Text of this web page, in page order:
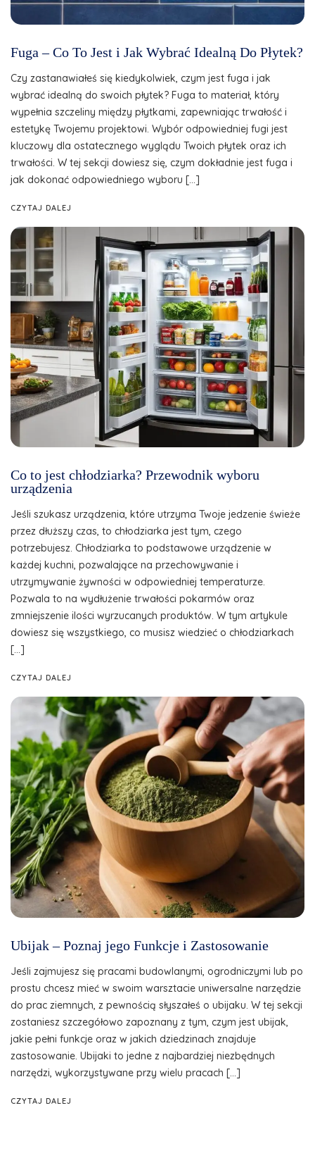
Fuga – Co To Jest i Jak Wybrać Idealną Do Płytek?
Czy zastanawiałeś się kiedykolwiek, czym jest fuga i jak
wybrać idealną do swoich płytek? Fuga to materiał, który
wypełnia szczeliny między płytkami, zapewniając trwałość i
estetykę Twojemu projektowi. Wybór odpowiedniej fugi jest
kluczowy dla ostatecznego wyglądu Twoich płytek oraz ich
trwałości. W tej sekcji dowiesz się, czym dokładnie jest fuga i
jak dokonać odpowiedniego wyboru […]
CZYTAJ DALEJ
Co to jest chłodziarka? Przewodnik wyboru
urządzenia
Jeśli szukasz urządzenia, które utrzyma Twoje jedzenie świeże
przez dłuższy czas, to chłodziarka jest tym, czego
potrzebujesz. Chłodziarka to podstawowe urządzenie w
każdej kuchni, pozwalające na przechowywanie i
utrzymywanie żywności w odpowiedniej temperaturze.
Pozwala to na wydłużenie trwałości pokarmów oraz
zmniejszenie ilości wyrzucanych produktów. W tym artykule
dowiesz się wszystkiego, co musisz wiedzieć o chłodziarkach
[…]
CZYTAJ DALEJ
Ubijak – Poznaj jego Funkcje i Zastosowanie
Jeśli zajmujesz się pracami budowlanymi, ogrodniczymi lub po
prostu chcesz mieć w swoim warsztacie uniwersalne narzędzie
do prac ziemnych, z pewnością słyszałeś o ubijaku. W tej sekcji
zostaniesz szczegółowo zapoznany z tym, czym jest ubijak,
jakie pełni funkcje oraz w jakich dziedzinach znajduje
zastosowanie. Ubijaki to jedne z najbardziej niezbędnych
narzędzi, wykorzystywane przy wielu pracach […]
CZYTAJ DALEJ